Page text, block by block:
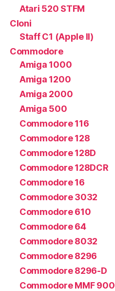
Atari 520 STFM
Cloni
Staff C1 (Apple II)
Commodore
Amiga 1000
Amiga 1200
Amiga 2000
Amiga 500
Commodore 116
Commodore 128
Commodore 128D
Commodore 128DCR
Commodore 16
Commodore 3032
Commodore 610
Commodore 64
Commodore 8032
Commodore 8296
Commodore 8296-D
Commodore MMF